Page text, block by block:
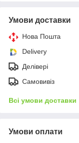
Умови доставки
Нова Пошта
Delivery
Делівері
Самовивіз
Всі умови доставки
Умови оплати